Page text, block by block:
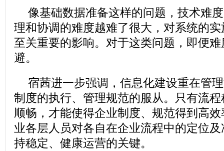
像基础数据准备这样的问题，技术难
理和协调的难度越难了很大，对系统的
至关重要的影响。对于这类问题，即便
避。
宿茜进一步强调，信息化建设重在管
制度的执行、管理规范的服从。只有流
顺畅，才能使得企业制度、规范得到高
业各层人员对各自在企业流程中的定位
持稳定、健康运营的关键。